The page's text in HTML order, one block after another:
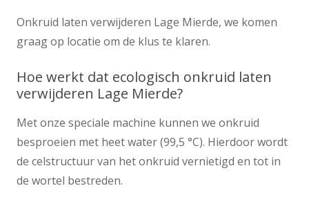
Onkruid laten verwijderen Lage Mierde, we komen
graag op locatie om de klus te klaren.
Hoe werkt dat ecologisch onkruid laten
verwijderen Lage Mierde?
Met onze speciale machine kunnen we onkruid
besproeien met heet water (99,5 °C). Hierdoor wordt
de celstructuur van het onkruid vernietigd en tot in
de wortel bestreden.